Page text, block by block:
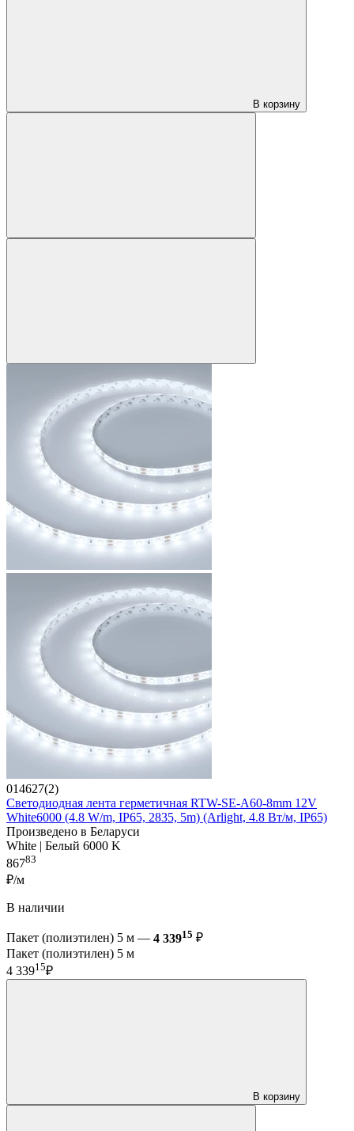
В корзину
014627(2)
Светодиодная лента герметичная RTW-SE-A60-8mm 12V
White6000 (4.8 W/m, IP65, 2835, 5m) (Arlight, 4.8 Вт/м, IP65)
Произведено в Беларуси
White | Белый 6000 K
86783
₽/м
В наличии
Пакет (полиэтилен) 5 м — 4 33915 ₽
Пакет (полиэтилен) 5 м
4 33915₽
В корзину